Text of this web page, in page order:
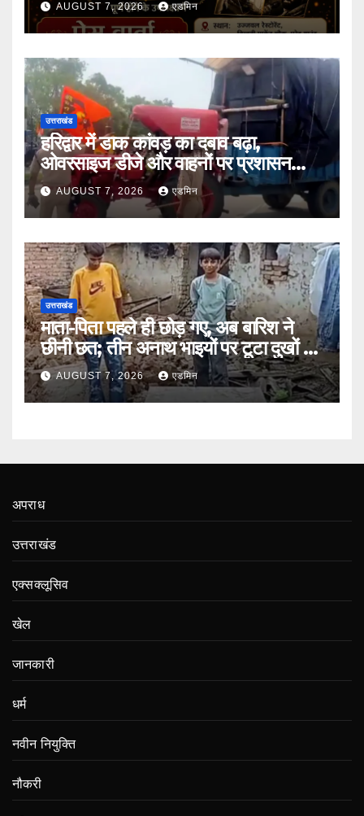
AUGUST 7, 2026 एडमिन
उत्तराखंड
हरिद्वार में डाक कांवड़ का दबाव बढ़ा,
ओवरसाइज डीजे और वाहनों पर प्रशासन
सख्तAUGUST 7, 2026 एडमिन
उत्तराखंड
माता-पिता पहले ही छोड़ गए, अब बारिश ने
छीनी छत; तीन अनाथ भाइयों पर टूटा दुखों का
पहाड़AUGUST 7, 2026 एडमिन
अपराध
उत्तराखंड
एक्सक्लूसिव
खेल
जानकारी
धर्म
नवीन नियुक्ति
नौकरी